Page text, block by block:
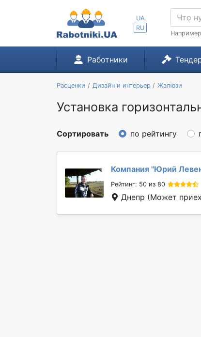
UA
RU
Работники
Расценки Дизайн и интерьер Жалюзи
Установка
Сортировать по рейтингу
Компания "Юрий
Рейтинг: 50 из 80
Днепр (Может